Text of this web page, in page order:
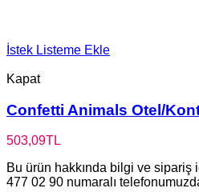
İstek Listeme Ekle
Kapat
Confetti Animals Otel/
503,09TL
Bu ürün hakkında bilgi ve
477 02 90 numaralı